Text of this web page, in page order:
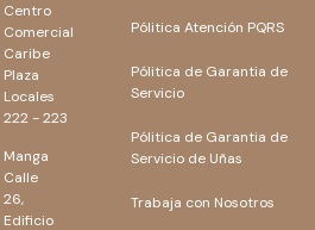
Centro
Comercial
Caribe
Plaza
Locales
222 - 223
Manga
Calle
26,
Edificio
Pólitica Atención PQRS
Pólitica de Garantia de
Servicio
Pólitica de Garantia de
Servicio de Uñas
Trabaja con Nosotros